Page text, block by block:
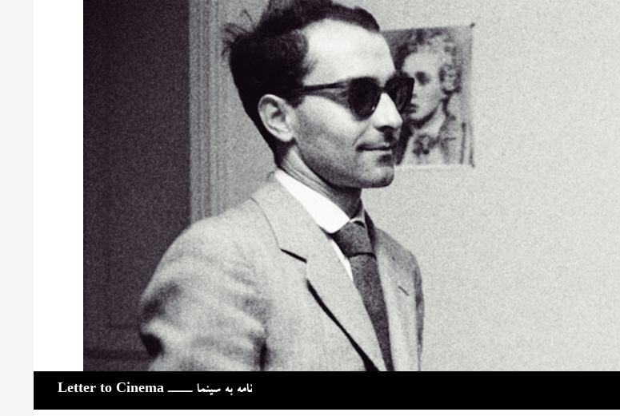
نامه به سینما ـــــ Letter to Cinema